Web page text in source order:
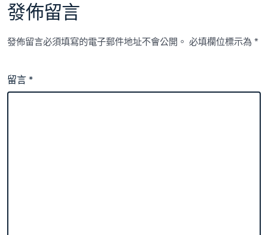
發佈留言
發佈留言必須填寫的電子郵件地址不會公開。 必填欄位標示為*
留言*